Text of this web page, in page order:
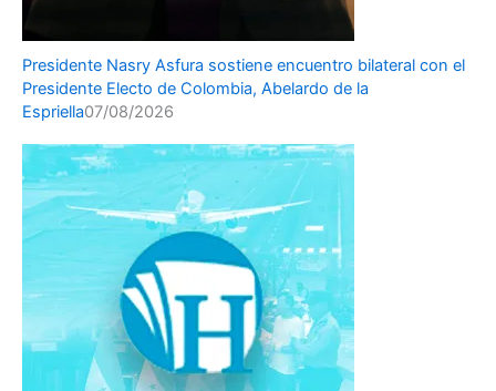
Presidente Nasry Asfura sostiene encuentro bilateral con el
Presidente Electo de Colombia, Abelardo de la
Espriella07/08/2026